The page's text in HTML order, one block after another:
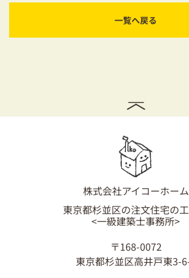
一覧へ戻る
株式会社アイコーホーム
東京都杉並区の注文住宅の
<一級建築士事務所>
〒168-0072
東京都杉並区高井戸東3-